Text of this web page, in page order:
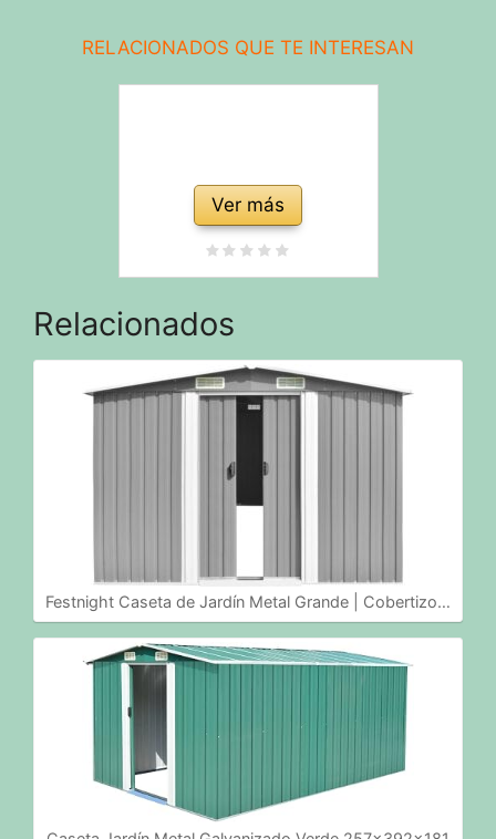
RELACIONADOS QUE TE INTERESAN
Ver más
Relacionados
Festnight Caseta de Jardín Metal Grande | Cobertizo…